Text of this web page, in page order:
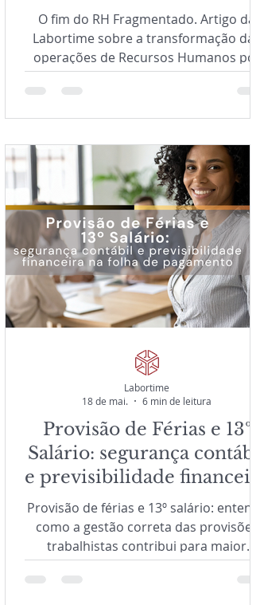
operação
O fim do RH Fragmentado. Artigo da
Labortime sobre a transformação das
operações de Recursos Humanos por
meio de um modelo integrado de RH
tecnologia HCM, Inteligência Artificial,
especialistas para melhorar a
experiência do colaborador, aumentar a
produtividade, reduzir riscos
operacionais e permitir o crescimento
sustentável das organizações.
Provisão de Férias e 13º
Salário: segurança contábil
e previsibilidade financeira
na folha de pagamento
Provisão de férias e 13º salário: entenda
como a gestão correta das provisões
trabalhistas contribui para maior
segurança contábil, compliance,
Labortime
18 de mai.
6 min de leitura